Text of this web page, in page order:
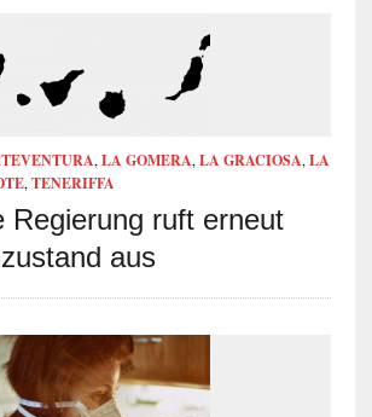
, LA GOMERA, LA GRACIOSA, LA
, TENERIFFA
Regierung ruft erneut
aus